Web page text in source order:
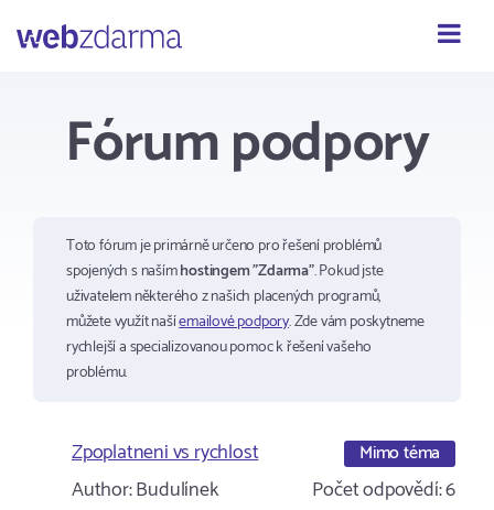
Fórum podpory
Toto fórum je primárně určeno pro řešení problémů
spojených s našímhostingem "Zdarma". Pokud jste
uživatelem některého z našich placených programů,
můžete využít našíemailové podpory. Zde vám poskytneme
rychlejší a specializovanou pomoc k řešení vašeho
problému.
Zpoplatneni vs rychlost Mimo téma
Author:Budulínek Počet odpovědí:6